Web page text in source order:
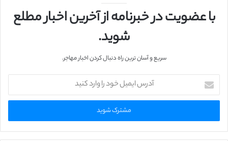
با عضویت در خبرنامه از آخرین اخبار مطلع
شوید.
سریع و آسان ترین راه دنبال کردن اخبار مهاجر.
ر
ا
ی